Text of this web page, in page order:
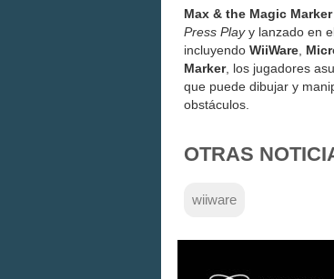
Max & the Magic Marker
Press Playy lanzado en
incluyendo WiiWare
Marker, los jugadores
que puede dibujar y
obstáculos.
OTRAS
wiiware